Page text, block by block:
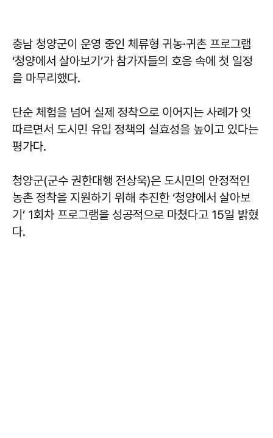
충남 청양군이 운영 중인 체류형 귀농·귀촌 프로그램
‘청양에서 살아보기’가 참가자들의 호응 속에 첫 일정
을 마무리했다.
단순 체험을 넘어 실제 정착으로 이어지는 사례가 잇
따르면서 도시민 유입 정책의 실효성을 높이고 있다는
평가다.
청양군(군수 권한대행 전상욱)은 도시민의 안정적인
농촌 정착을 지원하기 위해 추진한 ‘청양에서 살아보
기’ 1회차 프로그램을 성공적으로 마쳤다고 15일 밝혔
다.